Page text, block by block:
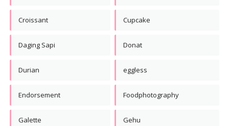
Croissant Cupcake
Daging Sapi Donat
Durian eggless
Endorsement Foodphotography
Galette Gehu